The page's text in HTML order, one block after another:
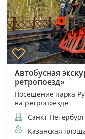
Автобусная
ретропоезд»
Посещение парка
на ретропоезде
Санкт-Петербург
Казанская